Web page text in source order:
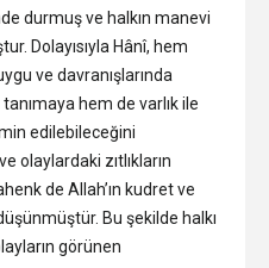
durmuş ve halkın manevi
Dolayısıyla Hânî, hem
ve davranışlarında
hem de varlık ile
edilebileceğini
olaylardaki zıtlıkların
de Allah’ın kudret ve
Bu şekilde halkı
görünen